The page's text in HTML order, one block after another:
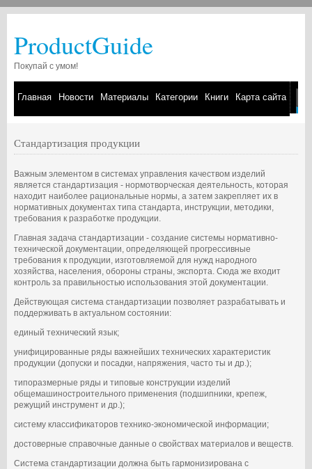
ProductGuide
Покупай с умом!
Главная Новости Материалы Категории Книги Карта сайта
Стандартизация продукции
Важным элементом в системах управления качеством изделий
является стандартизация - нормотворческая деятельность, которая
находит наиболее рациональные нормы, а затем закрепляет их в
нормативных документах типа стандарта, инструкции, методики,
требования к разработке продукции.
Главная задача стандартизации - создание системы нормативно-
технической документации, определяющей прогрессивные
требования к продукции, изготовляемой для нужд народного
хозяйства, населения, обороны страны, экспорта. Сюда же входит
контроль за правильностью использования этой документации.
Действующая система стандартизации позволяет разрабатывать и
поддерживать в актуальном состоянии:
единый технический язык;
унифицированные ряды важнейших технических характеристик
продукции (допуски и посадки, напряжения, часто ты и др.);
типоразмерные ряды и типовые конструкции изделий
общемашиностроительного применения (подшипники, крепеж,
режущий инструмент и др.);
систему классификаторов технико-экономической информации;
достоверные справочные данные о свойствах материалов и веществ.
Система стандартизации должна быть гармонизирована с